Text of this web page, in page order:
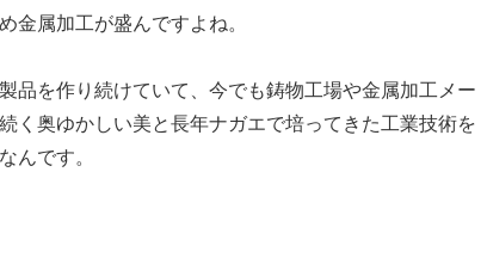
金属加工が盛んですよね。
品を作り続けていて、今でも鋳物工場や金属加工メー
く奥ゆかしい美と長年ナガエで培ってきた工業技術を
んです。